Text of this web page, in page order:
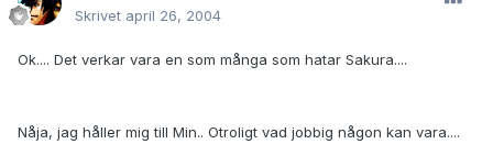
Skrivet april 26, 2004
Ok.... Det verkar vara en som många som hatar Sakura....
Nåja, jag håller mig till Min.. Otroligt vad jobbig någon kan vara....